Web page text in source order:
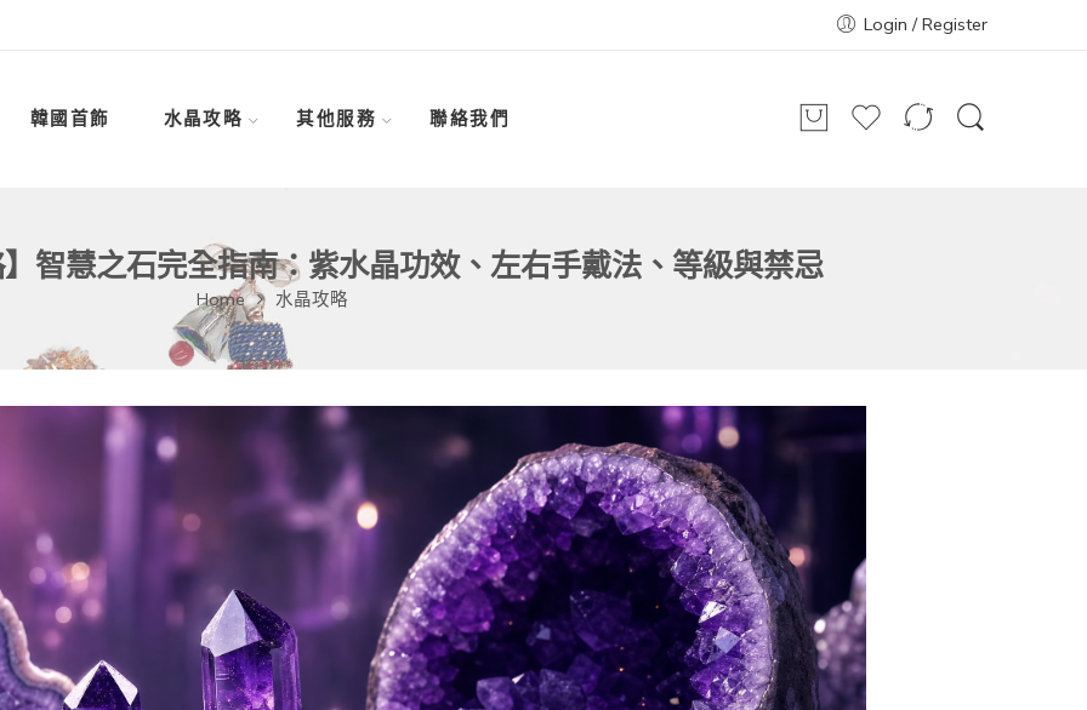
Login / Register
韓國首飾 水晶攻略 其他服務 聯絡我們
智慧之石完全指南：紫水晶功效、左右手戴法、等級與禁忌
Home 水晶攻略